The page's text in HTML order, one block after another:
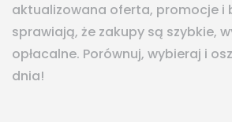
aktualizowana oferta, promocje i
sprawiają, że zakupy są szybkie,
opłacalne. Porównuj, wybieraj i
dnia!